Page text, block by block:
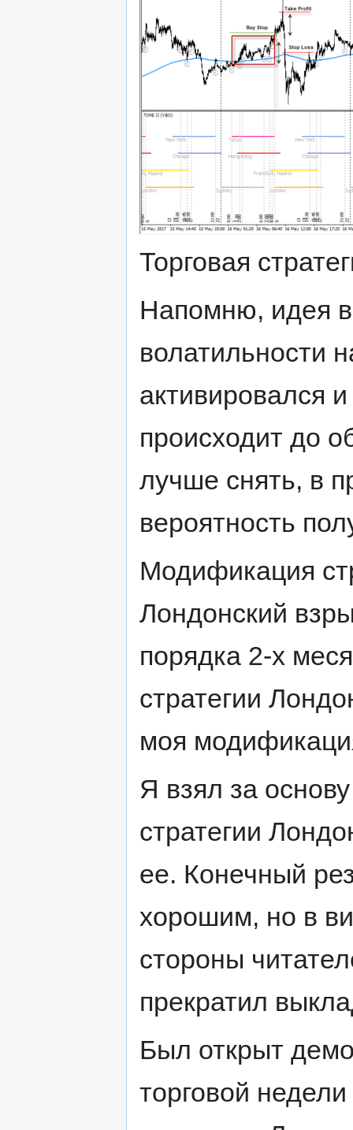
Торговая
Напомню, идея
волатильности
активировался
происходит до
лучше снять, в
вероятность
Модификация
Лондонский
порядка 2-х
стратегии
моя
Я взял за
стратегии
ее. Конечный
хорошим, но в
стороны
прекратил
Был открыт
торговой